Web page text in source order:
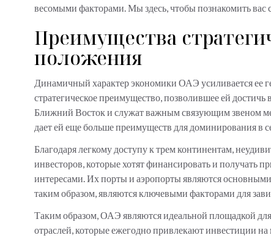
весомыми факторами. Мы здесь, чтобы познакомить вас
Преимущества
положения
Динамичный характер экономики ОАЭ усиливается ее
стратегическое преимущество, позволившее ей
Ближний Восток и служат важным связующим звеном
дает ей еще больше преимуществ для доминирования в
Благодаря легкому доступу к трем континентам,
инвесторов, которые хотят финансировать и получать
интересами. Их порты и аэропорты являются
таким образом, являются ключевыми факторами для
Таким образом, ОАЭ являются идеальной площадкой
отраслей, которые ежегодно привлекают инвестиции